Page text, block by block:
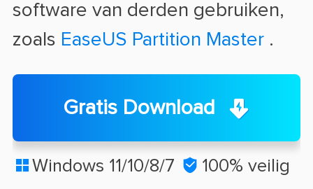
software van derden gebruiken,
zoals EaseUS Partition Master.
Gratis Download
 Windows 11/10/8/7  100% veilig